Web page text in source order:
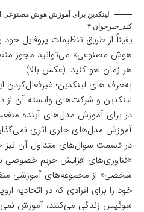
لینکدین برای آموزش هوش مصنوعی
کند_خبرخوان ۴
یقیناً از طریق تنظیمات پروفایل خود
هوش مصنوعی» می‌توانید مجوز
هر زمان لغو کنید. (عکس بالا)
به‌حرف های لینکدین؛
لینکدین و شرکت‌های وابسته آن
در برای آموزش مدل‌های آینده
آموزش مدل‌های جاری اثری
در قسمت سوال‌های متداول آن
«فناوری‌های افزایش حریم خصوصی
شخصی» از مجموعه‌های آموزشی
خود را برای افرادی که در اتحادیه
سوئیس زندگی می‌کنند، آموزش